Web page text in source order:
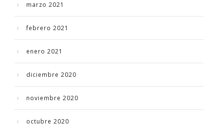
marzo 2021
febrero 2021
enero 2021
diciembre 2020
noviembre 2020
octubre 2020